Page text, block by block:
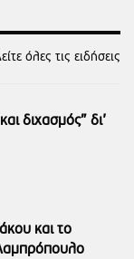
όλες τις ειδήσεις
διχασμός” δι’
και το